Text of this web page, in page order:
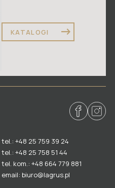
KATALOGI
tel.: +48 25 759 39 24
tel.: +48 25 758 51 44
tel. kom.: +48 664 779 881
email: biuro@lagrus.pl